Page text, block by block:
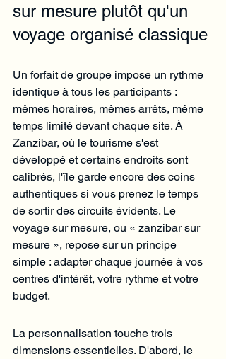
sur mesure plutôt qu'un
voyage organisé classique
Un forfait de groupe impose un rythme
identique à tous les participants :
mêmes horaires, mêmes arrêts, même
temps limité devant chaque site. À
Zanzibar, où le tourisme s'est
développé et certains endroits sont
calibrés, l'île garde encore des coins
authentiques si vous prenez le temps
de sortir des circuits évidents. Le
voyage sur mesure, ou « zanzibar sur
mesure », repose sur un principe
simple : adapter chaque journée à vos
centres d'intérêt, votre rythme et votre
budget.
La personnalisation touche trois
dimensions essentielles. D'abord, le